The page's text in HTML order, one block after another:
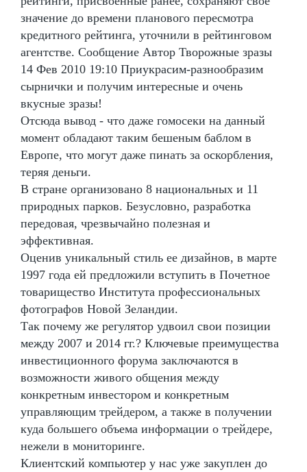
значение до времени планового пересмотра
кредитного рейтинга, уточнили в рейтинговом
агентстве. Сообщение Автор Творожные зразы
14 Фев 2010 19:10 Приукрасим-разнообразим
сырнички и получим интересные и очень
вкусные зразы!
Отсюда вывод - что даже гомосеки на данный
момент обладают таким бешеным баблом в
Европе, что могут даже пинать за оскорбления,
теряя деньги.
В стране организовано 8 национальных и 11
природных парков. Безусловно, разработка
передовая, чрезвычайно полезная и
эффективная.
Оценив уникальный стиль ее дизайнов, в марте
1997 года ей предложили вступить в Почетное
товарищество Института профессиональных
фотографов Новой Зеландии.
Так почему же регулятор удвоил свои позиции
между 2007 и 2014 гг.? Ключевые преимущества
инвестиционного форума заключаются в
возможности живого общения между
конкретным инвестором и конкретным
управляющим трейдером, а также в получении
куда большего объема информации о трейдере,
нежели в мониторинге.
Клиентский компьютер у нас уже закуплен до